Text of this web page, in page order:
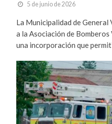
5 de junio de 2026
La Municipalidad de
a la Asociación de
una incorporación que